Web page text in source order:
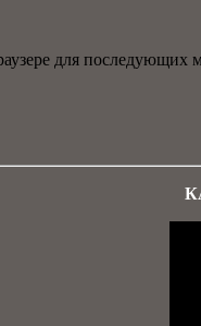
для последующих